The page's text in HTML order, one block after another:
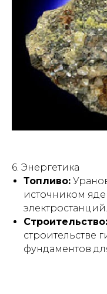
6. Энергетика
Топливо:
источником
электростанций.
Строительство:
строительстве
фундаментов